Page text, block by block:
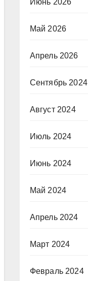
Июнь 2026
Май 2026
Апрель 2026
Сентябрь 2024
Август 2024
Июль 2024
Июнь 2024
Май 2024
Апрель 2024
Март 2024
Февраль 2024